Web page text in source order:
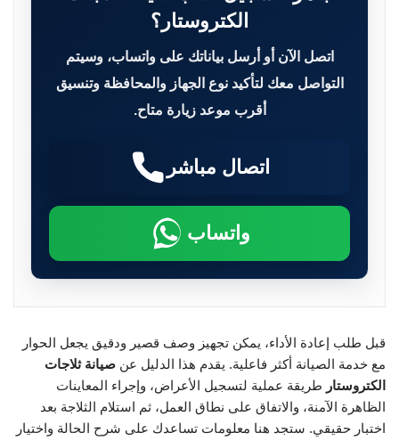
الكتروستار؟
اتصل الآن أو أرسل بياناتك على واتساب، وسيتم
التواصل معك لتأكيد نوع الجهاز والمحافظة وتنسيق
أقرب موعد زيارة متاح.
اتصال مباشر
واتساب
قبل طلب إعادة الأداء، يمكن تجهيز وصف قصير ودقيق يجعل الحوار
مع خدمة الصيانة أكثر فاعلية. يقدم هذا الدليل عن صيانة ثلاجات
الكتروستار طريقة عملية لتسجيل الأعراض، وإجراء المعاينات
الظاهرة الآمنة، والاتفاق على نطاق العمل، ثم استلام الثلاجة بعد
اختبار حقيقي. ستجد هنا معلومات تساعدك على شرح الحالة واختيار